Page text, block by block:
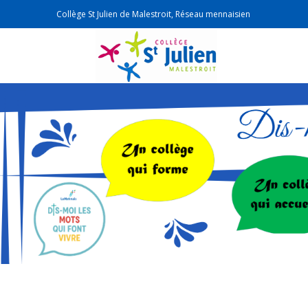
Collège St Julien de Malestroit, Réseau mennaisien